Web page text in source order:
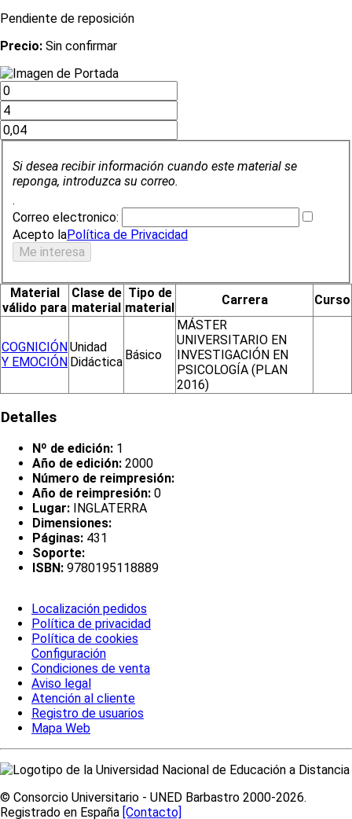
Pendiente de reposición
Precio: Sin confirmar
Si desea recibir información cuando este material se
reponga, introduzca su correo.
.
Correo electronico:
Acepto laPolítica de Privacidad
Material
válido para
Clase de
material
Tipo de
material
Carrera Curso
COGNICIÓN
Y EMOCIÓN
Unidad
Didáctica Básico
MÁSTER
UNIVERSITARIO EN
INVESTIGACIÓN EN
PSICOLOGÍA (PLAN
2016)
Detalles
Nº de edición: 1
Año de edición: 2000
Número de reimpresión:
Año de reimpresión: 0
Lugar: INGLATERRA
Dimensiones:
Páginas: 431
Soporte:
ISBN: 9780195118889
Localización pedidos
Política de privacidad
Política de cookies
Configuración
Condiciones de venta
Aviso legal
Atención al cliente
Registro de usuarios
Mapa Web
© Consorcio Universitario - UNED Barbastro 2000-2026.
Registrado en España [Contacto]